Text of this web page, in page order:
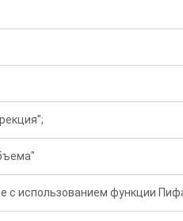
с использованием функции